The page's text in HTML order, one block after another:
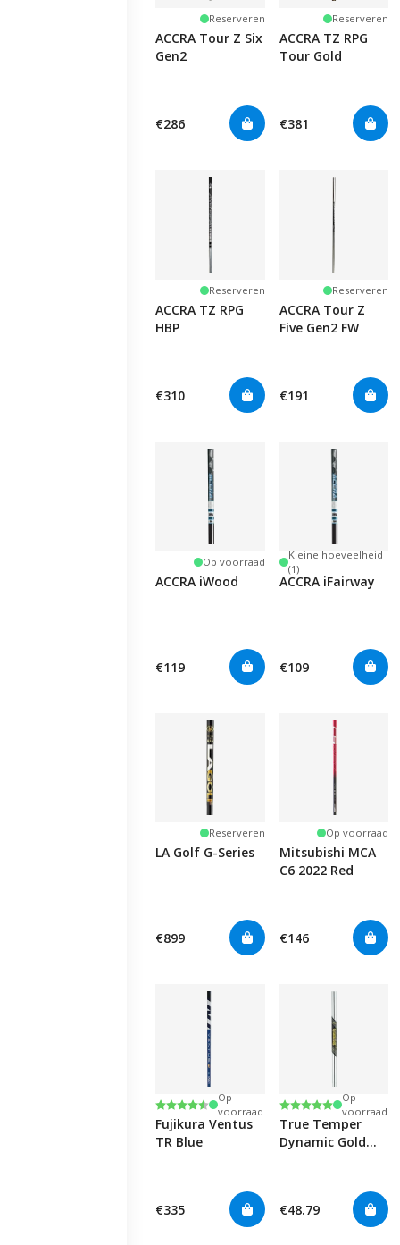
Reserveren
ACCRA Tour Z Six
Gen2
€286
Reserveren
ACCRA TZ RPG
Tour Gold
€381
Reserveren
ACCRA TZ RPG
HBP
€310
Reserveren
ACCRA Tour Z
Five Gen2 FW
€191
Op voorraad
ACCRA iWood
€119
Kleine hoeveelheid
(1)
ACCRA iFairway
€109
Reserveren
LA Golf G-Series
€899
Op voorraad
Mitsubishi MCA
C6 2022 Red
€146
Beoordeling:
4.5 uit 5 sterren
Op
voorraad
Fujikura Ventus
TR Blue
€335
Beoordeling:
5.0 uit 5 sterren
Op
voorraad
True Temper
Dynamic Gold
€48.79